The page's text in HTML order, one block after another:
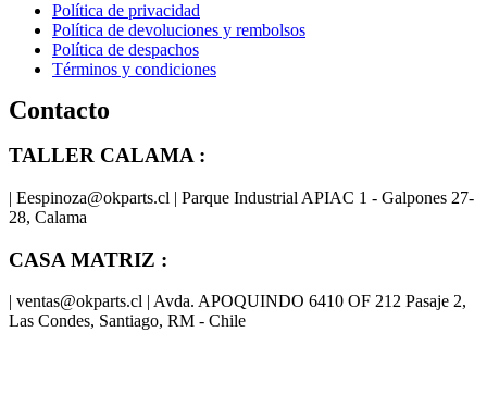
Política de privacidad
Política de devoluciones y rembolsos
Política de despachos
Términos y condiciones
Contacto
TALLER CALAMA :
| Eespinoza@okparts.cl | Parque Industrial APIAC 1 - Galpones 27-
28, Calama
CASA MATRIZ :
| ventas@okparts.cl | Avda. APOQUINDO 6410 OF 212 Pasaje 2,
Las Condes, Santiago, RM - Chile